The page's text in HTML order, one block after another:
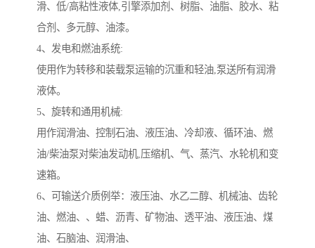
滑、低/高粘性液体,引擎添加剂、树脂、油脂、胶水、粘
合剂、多元醇、油漆。
4、发电和燃油系统:
使用作为转移和装载泵运输的沉重和轻油,泵送所有润滑
液体。
5、旋转和通用机械:
用作润滑油、控制石油、液压油、冷却液、循环油、燃
油/柴油泵对柴油发动机,压缩机、气、蒸汽、水轮机和变
速箱。
6、可输送介质例举：液压油、水乙二醇、机械油、齿轮
油、燃油、、蜡、沥青、矿物油、透平油、液压油、煤
油、石脑油、润滑油、